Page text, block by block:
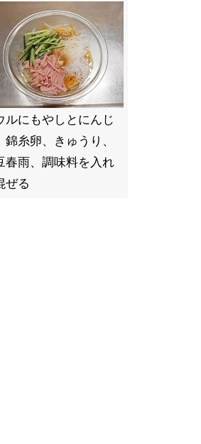
ルにもやしとにんじ
錦糸卵、きゅうり、
春雨、調味料を入れ
ぜる